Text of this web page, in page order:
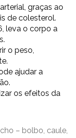
graças ao
de colesterol.
leva o corpo a
o peso,
ajudar a
os efeitos da
– bolbo, caule,